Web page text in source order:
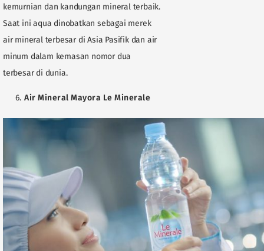
kemurnian dan kandungan mineral terbaik.
Saat ini aqua dinobatkan sebagai merek
air mineral terbesar di Asia Pasifik dan air
minum dalam kemasan nomor dua
terbesar di dunia.
Air Mineral Mayora Le Minerale